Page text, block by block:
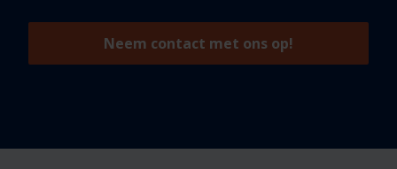
Neem contact met ons op!